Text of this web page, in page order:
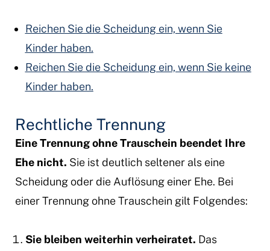
Reichen Sie die Scheidung ein, wenn Sie
Kinder haben.
Reichen Sie die Scheidung ein, wenn Sie keine
Kinder haben.
Rechtliche Trennung
Eine Trennung ohne Trauschein beendet Ihre
Ehe nicht. Sie ist deutlich seltener als eine
Scheidung oder die Auflösung einer Ehe. Bei
einer Trennung ohne Trauschein gilt Folgendes:
Sie bleiben weiterhin verheiratet. Das